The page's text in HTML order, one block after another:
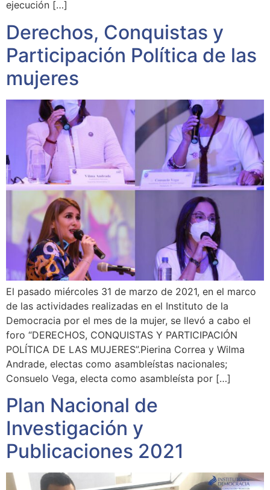
ejecución […]
Derechos, Conquistas y
Participación Política de las
mujeres
El pasado miércoles 31 de marzo de 2021, en el marco
de las actividades realizadas en el Instituto de la
Democracia por el mes de la mujer, se llevó a cabo el
foro “DERECHOS, CONQUISTAS Y PARTICIPACIÓN
POLÍTICA DE LAS MUJERES”.Pierina Correa y Wilma
Andrade, electas como asambleístas nacionales;
Consuelo Vega, electa como asambleísta por […]
Plan Nacional de
Investigación y
Publicaciones 2021